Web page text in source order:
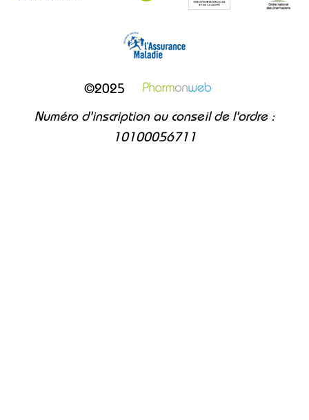
©2025
Numéro d'inscription au conseil de l'ordre :
10100056711